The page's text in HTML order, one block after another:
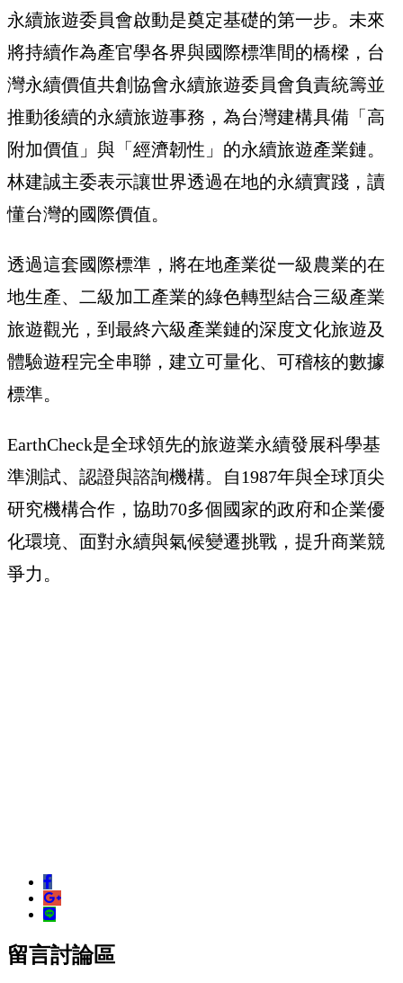
永續旅遊委員會啟動是奠定基礎的第一步。未來
將持續作為產官學各界與國際標準間的橋樑，台
灣永續價值共創協會永續旅遊委員會負責統籌並
推動後續的永續旅遊事務，為台灣建構具備「高
附加價值」與「經濟韌性」的永續旅遊產業鏈。
林建誠主委表示讓世界透過在地的永續實踐，讀
懂台灣的國際價值。
透過這套國際標準，將在地產業從一級農業的在
地生產、二級加工產業的綠色轉型結合三級產業
旅遊觀光，到最終六級產業鏈的深度文化旅遊及
體驗遊程完全串聯，建立可量化、可稽核的數據
標準。
EarthCheck是全球領先的旅遊業永續發展科學基
準測試、認證與諮詢機構。自1987年與全球頂尖
研究機構合作，協助70多個國家的政府和企業優
化環境、面對永續與氣候變遷挑戰，提升商業競
爭力。
留言討論區